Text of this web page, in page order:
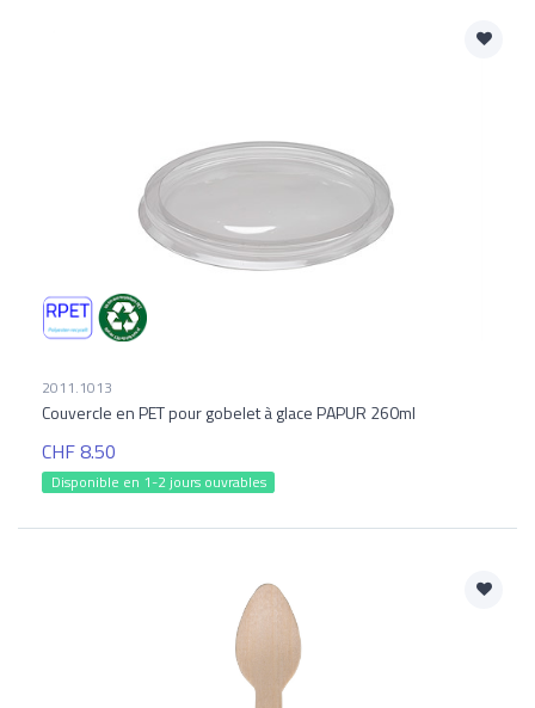
2011.1013
Couvercle en PET pour gobelet à glace PAPUR 260ml
CHF 8.50
Disponible en 1-2 jours ouvrables